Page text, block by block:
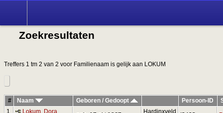
Zoekresultaten
Treffers 1 tm 2 van 2 voor Familienaam is gelijk aan LOKUM
# Naam Geboren / Gedoopt Persoon-ID
1
Lokum, Dora Hardinxveld